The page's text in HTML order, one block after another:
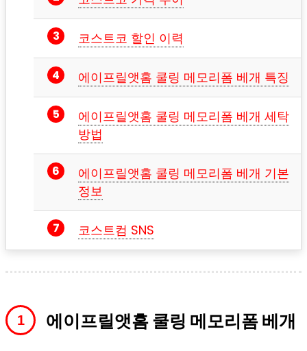
코스트코 할인 이력
에이프릴앳홈 쿨링 메모리폼 베개 특징
에이프릴앳홈 쿨링 메모리폼 베개 세탁
방법
에이프릴앳홈 쿨링 메모리폼 베개 기본
정보
코스트컴 SNS
에이프릴앳홈 쿨링 메모리폼 베개